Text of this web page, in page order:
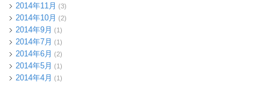
2014年11月 (3)
2014年10月 (2)
2014年9月 (1)
2014年7月 (1)
2014年6月 (2)
2014年5月 (1)
2014年4月 (1)